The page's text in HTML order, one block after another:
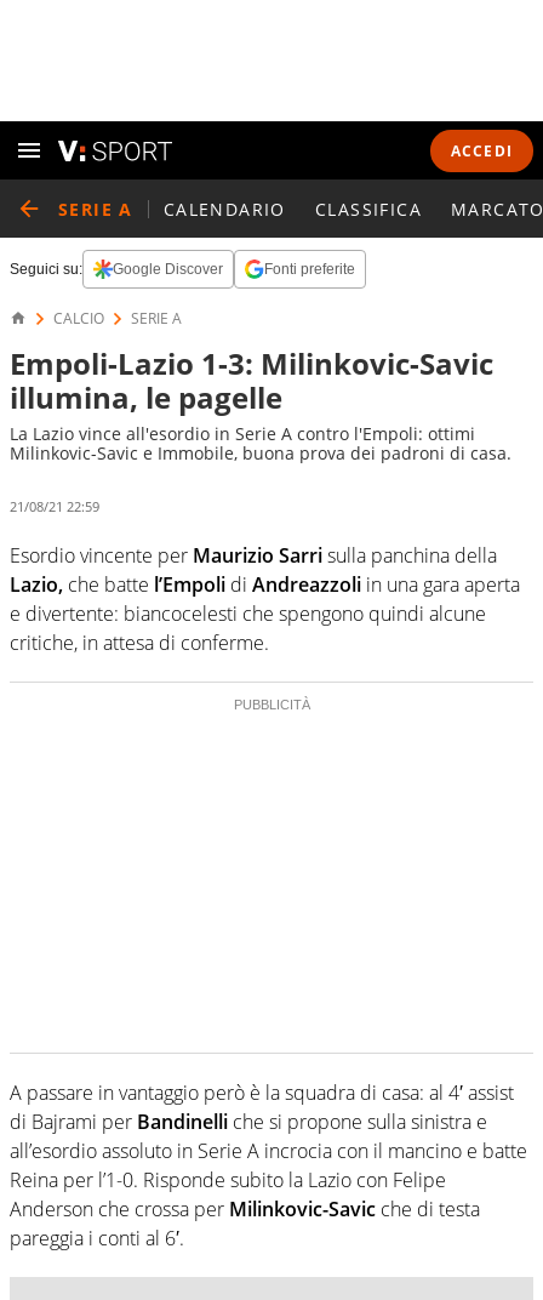
ACCEDI
SERIE A CALENDARIO CLASSIFICA
Seguici su: Google Discover Fonti preferite
CALCIO SERIE A
Empoli-Lazio 1-3: Milinkovic-Savic
illumina, le pagelle
La Lazio vince all'esordio in Serie A contro l'Empoli: ottimi
Milinkovic-Savic e Immobile, buona prova dei padroni di casa.
21/08/21 22:59
Esordio vincente per Maurizio Sarrisulla panchina della
Lazio, che batte l’Empoli di Andreazzoli in una gara aperta
e divertente: biancocelesti che spengono quindi alcune
critiche, in attesa di conferme.
A passare in vantaggio però è la squadra di casa: al 4′ assist
di Bajrami per Bandinelli che si propone sulla sinistra e
all’esordio assoluto in Serie A incrocia con il mancino e batte
Reina per l’1-0. Risponde subito la Lazio con Felipe
Anderson che crossa per Milinkovic-Savic che di testa
pareggia i conti al 6′.